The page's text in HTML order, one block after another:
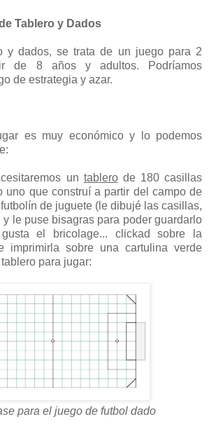
Tablero y Dados
y dados, se trata de un juego para 2
de 8 años y adultos. Podríamos
de estrategia y azar.
es muy económico y lo podemos
un tablerode 180 casillas
uno que construí a partir del campo de
de juguete (le dibujé las casillas,
y le puse bisagras para poder guardarlo
el bricolage... clickad sobre la
imprimirla sobre una cartulina verde
para jugar:
para el juego de futbol dado